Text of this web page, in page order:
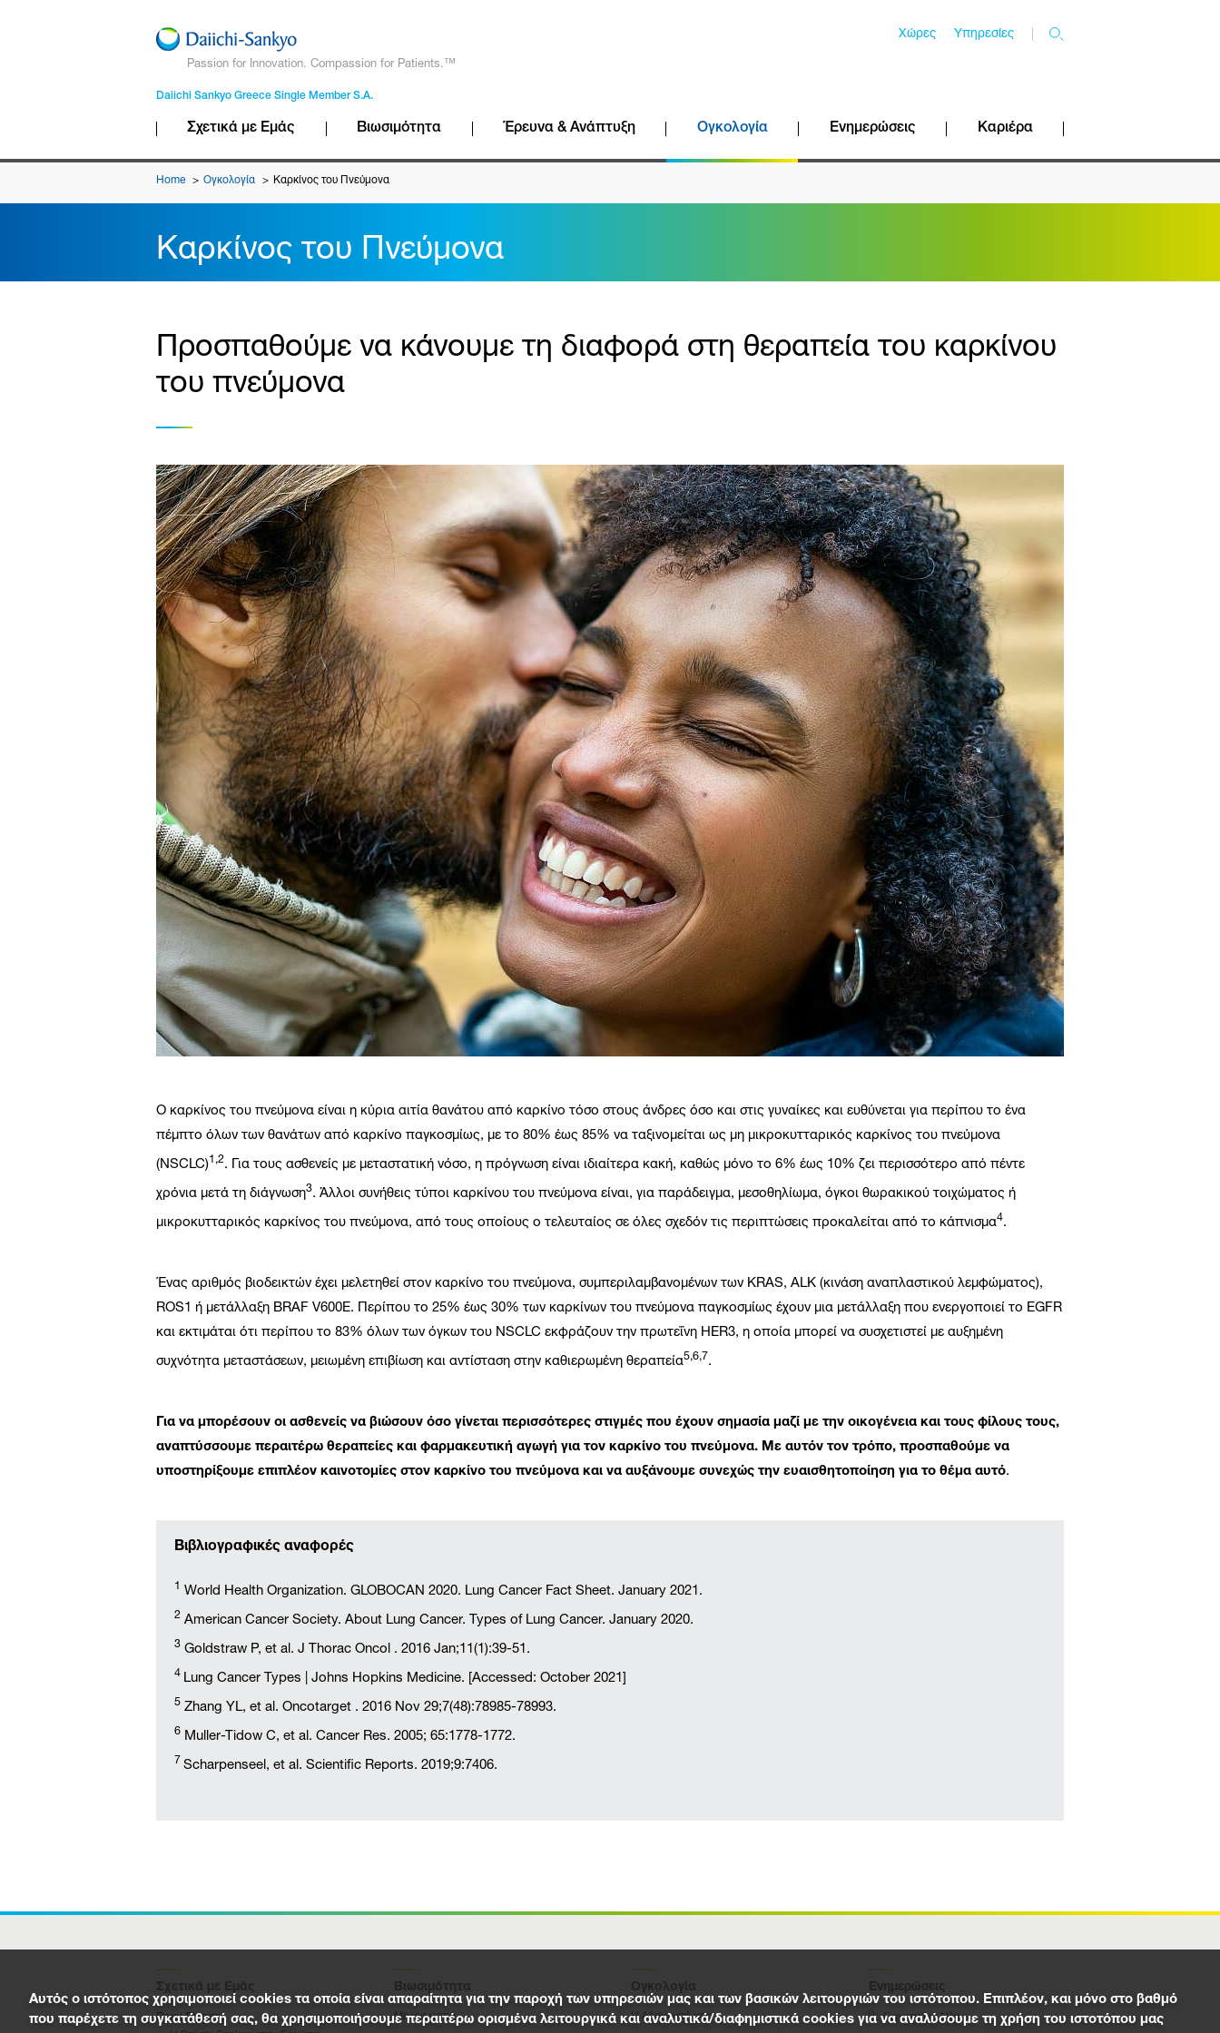
Passion for Innovation. Compassion for Patients.™
Χώρες Υπηρεσίες
Daiichi Sankyo Greece Single Member S.A.
Σχετικά με Εμάς Βιωσιμότητα Έρευνα & Ανάπτυξη Ογκολογία Ενημερώσεις Καριέρα
Home Ογκολογία Καρκίνος του Πνεύμονα
Καρκίνος του Πνεύμονα
Προσπαθούμε να κάνουμε τη διαφορά στη θεραπεία του καρκίνου
του πνεύμονα
Ο καρκίνος του πνεύμονα είναι η κύρια αιτία θανάτου από καρκίνο τόσο στους άνδρες όσο και στις γυναίκες και ευθύνεται για περίπου το ένα
πέμπτο όλων των θανάτων από καρκίνο παγκοσμίως, με το 80% έως 85% να ταξινομείται ως μη μικροκυτταρικός καρκίνος του πνεύμονα
(NSCLC)1,2. Για τους ασθενείς με μεταστατική νόσο, η πρόγνωση είναι ιδιαίτερα κακή, καθώς μόνο το 6% έως 10% ζει περισσότερο από πέντε
χρόνια μετά τη διάγνωση3. Άλλοι συνήθεις τύποι καρκίνου του πνεύμονα είναι, για παράδειγμα, μεσοθηλίωμα, όγκοι θωρακικού τοιχώματος ή
μικροκυτταρικός καρκίνος του πνεύμονα, από τους οποίους ο τελευταίος σε όλες σχεδόν τις περιπτώσεις προκαλείται από το κάπνισμα4.
Ένας αριθμός βιοδεικτών έχει μελετηθεί στον καρκίνο του πνεύμονα, συμπεριλαμβανομένων των KRAS, ALK (κινάση αναπλαστικού λεμφώματος),
ROS1 ή μετάλλαξη BRAF V600E. Περίπου το 25% έως 30% των καρκίνων του πνεύμονα παγκοσμίως έχουν μια μετάλλαξη που ενεργοποιεί το EGFR
και εκτιμάται ότι περίπου το 83% όλων των όγκων του NSCLC εκφράζουν την πρωτεΐνη HER3, η οποία μπορεί να συσχετιστεί με αυξημένη
συχνότητα μεταστάσεων, μειωμένη επιβίωση και αντίσταση στην καθιερωμένη θεραπεία5,6,7.
Για να μπορέσουν οι ασθενείς να βιώσουν όσο γίνεται περισσότερες στιγμές που έχουν σημασία μαζί με την οικογένεια και τους φίλους τους,
αναπτύσσουμε περαιτέρω θεραπείες και φαρμακευτική αγωγή για τον καρκίνο του πνεύμονα. Με αυτόν τον τρόπο, προσπαθούμε να
υποστηρίξουμε επιπλέον καινοτομίες στον καρκίνο του πνεύμονα και να αυξάνουμε συνεχώς την ευαισθητοποίηση για το θέμα αυτό.
Βιβλιογραφικές αναφορές
1 World Health Organization. GLOBOCAN 2020. Lung Cancer Fact Sheet. January 2021.
2 American Cancer Society. About Lung Cancer. Types of Lung Cancer. January 2020.
3 Goldstraw P, et al. J Thorac Oncol . 2016 Jan;11(1):39-51.
4 Lung Cancer Types | Johns Hopkins Medicine. [Accessed: October 2021]
5 Zhang YL, et al. Oncotarget . 2016 Nov 29;7(48):78985-78993.
6 Muller-Tidow C, et al. Cancer Res. 2005; 65:1778-1772.
7 Scharpenseel, et al. Scientific Reports. 2019;9:7406.
Σχετικά με Εμάς
Ποιοι Είμαστε
Βιωσιμότητα
Με μια ματιά
Ογκολογία
Η Δέσμευσή μας
Ενημερώσεις
Ευρωπαϊκά Νέα
Αυτός ο ιστότοπος χρησιμοποιεί cookies τα οποία είναι απαραίτητα για την παροχή των υπηρεσιών μας και των βασικών λειτουργιών του ιστότοπου. Επιπλέον, και μόνο στο βαθμό
που παρέχετε τη συγκατάθεσή σας, θα χρησιμοποιήσουμε περαιτέρω ορισμένα λειτουργικά και αναλυτικά/διαφημιστικά cookies για να αναλύσουμε τη χρήση του ιστοτόπου μας